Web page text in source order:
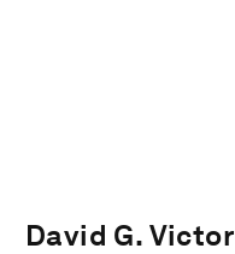
David G. Victor